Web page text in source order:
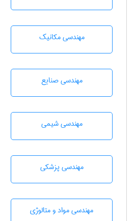
مهندسی مکانیک
مهندسی صنايع
مهندسي شيمی
مهندسی پزشکی
مهندسی مواد و متالوژی